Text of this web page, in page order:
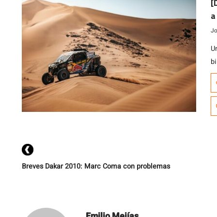
Breves Dakar 2010: Marc Coma con problemas